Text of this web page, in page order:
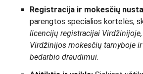
Registracija ir mokesčių
parengtos specialios kortelės,
licencijų registracijai
Virdžinijos mokesčių tarnyboje ir
bedarbio draudimui.